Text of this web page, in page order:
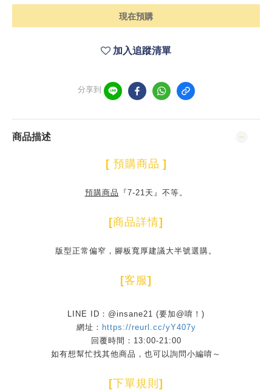
現在預購
加入追蹤清單
分享到
商品描述
[ 預購商品 ]
預購商品 『7-21天』不等。
[商品詳情]
版型正常偏窄，腳板寬厚建議大半號選購。
[客服]
LINE ID：@insane21 (要加@唷！)
網址： https://reurl.cc/yY407y
回覆時間：13:00-21:00
如有想幫忙找其他商品，也可以詢問小編唷～
[下單規則 ]